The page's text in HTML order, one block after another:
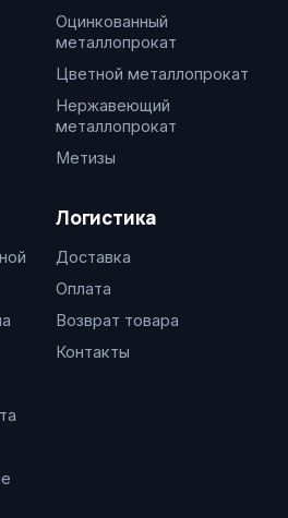
Оцинкованный
металлопрокат
Цветной металлопрокат
Нержавеющий
металлопрокат
Метизы
Логистика
Доставка
Оплата
Возврат товара
Контакты